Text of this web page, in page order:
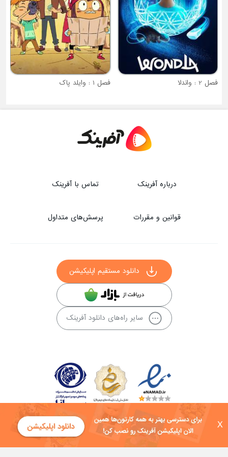
X
فصل 2 : واندلا فصل 1 : وایلد پاک
درباره آفرینک تماس با آفرینک
قوانین و مقررات پرسش‌های متداول
دانلود مستقیم اپلیکیشن
سایر راه‌های دانلود آفرینک
کلیه حقوق این سایت به شرکت توسعه فناوی هفت آسمان توکان تعلق دارد و